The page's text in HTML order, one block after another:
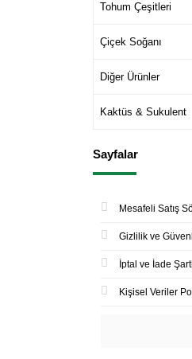
Tohum Çeşitleri
Çiçek Soğanı
Diğer Ürünler
Kaktüs & Sukulent
Sayfalar
Mesafeli Satış
Gizlilik ve
İptal ve İade
Kişisel Veriler